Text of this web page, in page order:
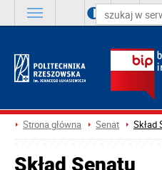
A A
Strona główna Senat Skład
Skład Senatu